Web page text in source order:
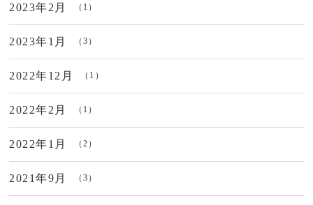
2023年2月 （1）
2023年1月 （3）
2022年12月 （1）
2022年2月 （1）
2022年1月 （2）
2021年9月 （3）